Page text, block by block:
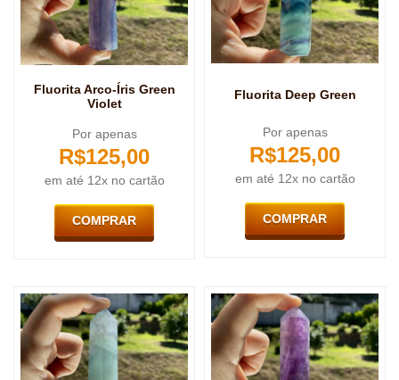
Fluorita Arco-Íris Green
Violet
Por apenas
R$125,00
em até 12x no cartão
COMPRAR
Fluorita Deep Green
Por apenas
R$125,00
em até 12x no cartão
COMPRAR